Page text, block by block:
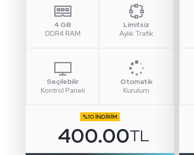
4 GB
DDR4 RAM
Limitsiz
Aylık Trafik
Seçilebilir
Kontrol Paneli
Otomatik
Kurulum
%10 İNDİRİM
400.00TL